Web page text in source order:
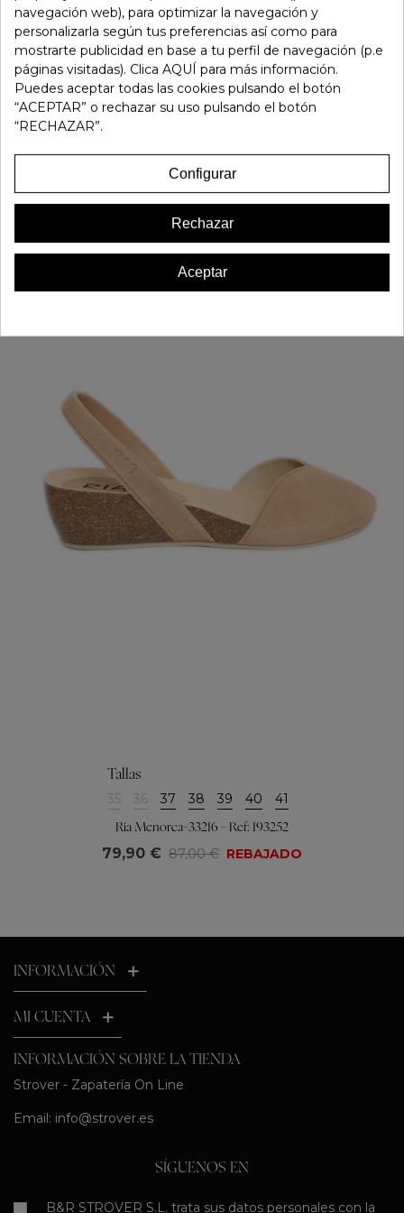
Referencia:
183265
Marca: Gaimo
Favorito 0
Tallas
35 36 37 38 39 40 41
Ria Menorca-33216 - Ref: 193252
79,90 € 87,00 € REBAJADO
INFORMACIÓN
MI CUENTA
INFORMACIÓN SOBRE LA TIENDA
Strover - Zapatería On Line
Email: info@strover.es
SÍGUENOS EN
B&R STROVER S.L. trata sus datos personales con la
navegación web), para optimizar la navegación y
personalizarla según tus preferencias así como para
mostrarte publicidad en base a tu perfil de navegación (p.e
páginas visitadas). Clica AQUÍ para más información.
Puedes aceptar todas las cookies pulsando el botón
“ACEPTAR” o rechazar su uso pulsando el botón
“RECHAZAR”.
Configurar
Rechazar
Aceptar